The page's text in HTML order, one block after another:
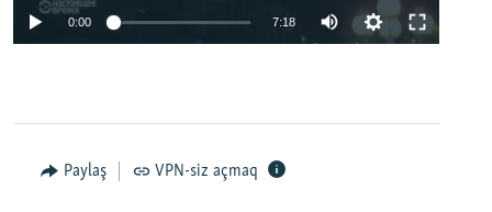
0:00 7:18
Paylaş VPN-siz açmaq